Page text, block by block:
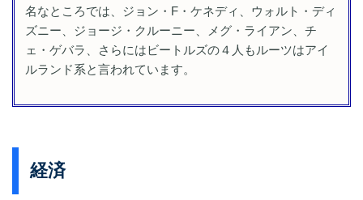
名なところでは、ジョン・F・ケネディ、ウォルト・ディ
ズニー、ジョージ・クルーニー、メグ・ライアン、チ
ェ・ゲバラ、さらにはビートルズの４人もルーツはアイ
ルランド系と言われています。
経済